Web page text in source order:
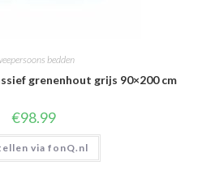
bedden
grenenhout grijs 90×200 cm
€98.99
via fonQ.nl